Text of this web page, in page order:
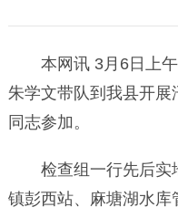
本网讯 3月6日上午
朱学文带队到我县开
同志参加。
检查组一行先后实
镇彭西站、麻塘湖水